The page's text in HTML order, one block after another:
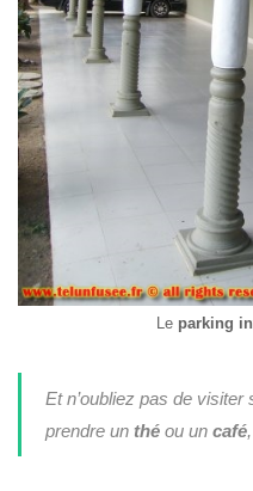
Le parking
Et n’oubliez pas de visiter
prendre un théou un café